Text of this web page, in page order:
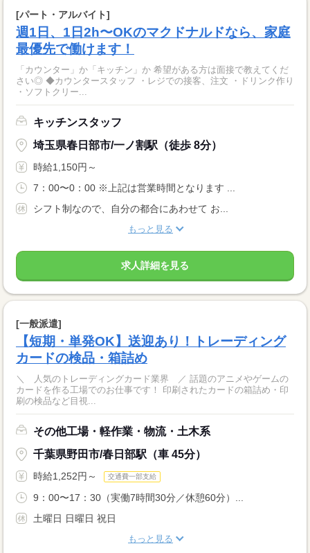
[パート・アルバイト]
週1日、1日2h〜OKのマクドナルドなら、家庭
最優先で働けます！
「カウンター」か「キッチン」か 希望がある方は面接で教えてくだ
さい◎ ◆カウンタースタッフ ・レジでの接客、注文 ・ドリンク作り
・ソフトクリー...
キッチンスタッフ
埼玉県春日部市/一ノ割駅（徒歩 8分）
時給1,150円～
7：00〜0：00 ※上記は営業時間となります ...
シフト制なので、自分の都合にあわせて お...
もっと見る
求人詳細を見る
[一般派遣]
【短期・単発OK】送迎あり！トレーディング
カードの検品・箱詰め
＼ 人気のトレーディングカード業界 ／ 話題のアニメやゲームの
カードを作る工場でのお仕事です！ 印刷されたカードの箱詰め・印
刷の検品など目視...
その他工場・軽作業・物流・土木系
千葉県野田市/春日部駅（車 45分）
時給1,252円～ 交通費一部支給
9：00〜17：30（実働7時間30分／休憩60分）...
土曜日 日曜日 祝日
もっと見る